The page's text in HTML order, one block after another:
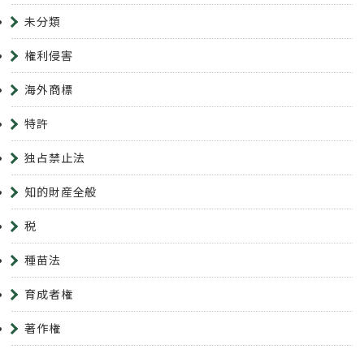
未分類
権利侵害
海外商標
特許
独占禁止法
知的財産全般
税
種苗法
育成者権
著作権